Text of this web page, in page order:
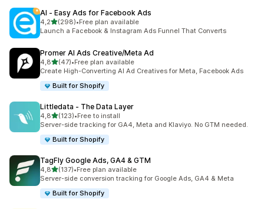
AI ‑ Easy Ads for Facebook Ads
4,2na 5 gwiazdek
(298)
Łączna liczba recenzji: 298
•Free plan available
Launch a Facebook & Instagram Ads Funnel That Converts
Promer AI Ads Creative/Meta Ad
4,8na 5 gwiazdek
(47)
Łączna liczba recenzji: 47
•Free plan available
Create High-Converting AI Ad Creatives for Meta, Facebook Ads
Built for Shopify
Littledata ‑ The Data Layer
4,8na 5 gwiazdek
(123)
Łączna liczba recenzji: 123
•Free to install
Server-side tracking for GA4, Meta and Klaviyo. No GTM needed.
Built for Shopify
TagFly Google Ads, GA4 & GTM
4,8na 5 gwiazdek
(137)
Łączna liczba recenzji: 137
•Free plan available
Server-side conversion tracking for Google Ads, GA4 & Meta
Built for Shopify